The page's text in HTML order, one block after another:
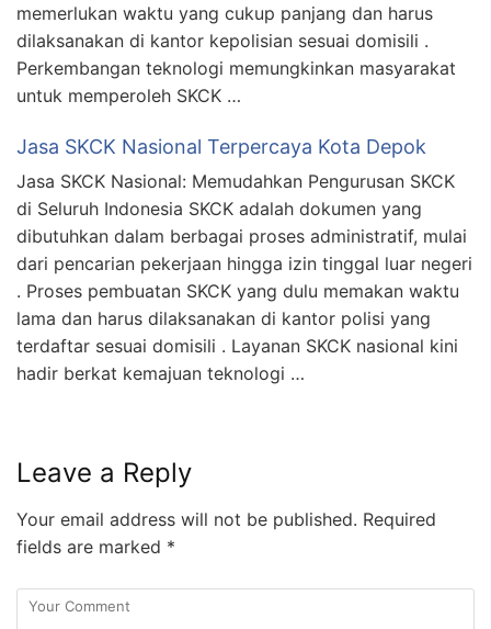
memerlukan waktu yang cukup panjang dan harus
dilaksanakan di kantor kepolisian sesuai domisili .
Perkembangan teknologi memungkinkan masyarakat
untuk memperoleh SKCK …
Jasa SKCK Nasional Terpercaya Kota Depok
Jasa SKCK Nasional: Memudahkan Pengurusan SKCK
di Seluruh Indonesia SKCK adalah dokumen yang
dibutuhkan dalam berbagai proses administratif, mulai
dari pencarian pekerjaan hingga izin tinggal luar negeri
. Proses pembuatan SKCK yang dulu memakan waktu
lama dan harus dilaksanakan di kantor polisi yang
terdaftar sesuai domisili . Layanan SKCK nasional kini
hadir berkat kemajuan teknologi …
Leave a Reply
Your email address will not be published. Required
fields are marked *